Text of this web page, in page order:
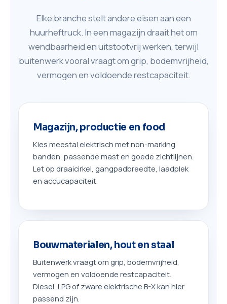
Elke branche stelt andere eisen aan een
huurheftruck. In een magazijn draait het om
wendbaarheid en uitstootvrij werken, terwijl
buitenwerk vooral vraagt om grip, bodemvrijheid,
vermogen en voldoende restcapaciteit.
Magazijn, productie en food
Kies meestal elektrisch met non-marking
banden, passende mast en goede zichtlijnen.
Let op draaicirkel, gangpadbreedte, laadplek
en accucapaciteit.
Bouwmaterialen, hout en staal
Buitenwerk vraagt om grip, bodemvrijheid,
vermogen en voldoende restcapaciteit.
Diesel, LPG of zware elektrische B-X kan hier
passend zijn.